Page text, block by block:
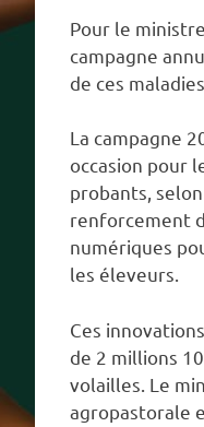
Pour le
campagne
de ces
La campagne
occasion pour
probants,
renforcement
numériques
les éleveurs.
Ces
de 2 millions
volailles. Le
agropastorale